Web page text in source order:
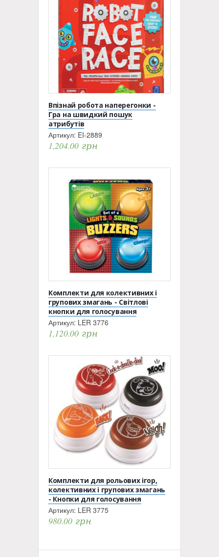
Впізнай робота наперегонки -
Гра на швидкий пошук
атрибутів
Артикул: EI-2889
1,204.00 грн
Комплекти для колективних і
групових змагань - Світлові
кнопки для голосування
Артикул: LER 3776
1,120.00 грн
Комплекти для рольових ігор,
колективних і групових змагань
- Кнопки для голосування
Артикул: LER 3775
980.00 грн